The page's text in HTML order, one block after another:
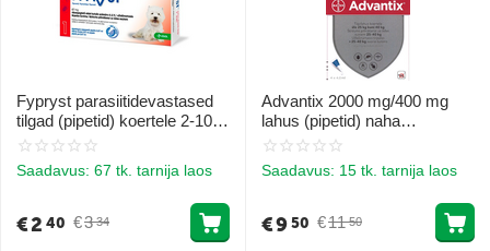
Fypryst parasiitidevastased
tilgad (pipetid) koertele 2-10
kg 67mg 1gb
Saadavus: 67 tk. tarnija laos
€3 34
€2 40
Advantix 2000 mg/400 mg
lahus (pipetid) naha
tilgutamiseks koertele 25-40
kg 1gb
Saadavus: 15 tk. tarnija laos
€11 50
€950